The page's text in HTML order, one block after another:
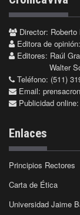
Director:
Editora de
Editores: Raúl
Walter
Teléfono: (511)
Email:
Publicidad online:
Enlaces
Principios Rectores
Carta de Ética
Universidad Jaime